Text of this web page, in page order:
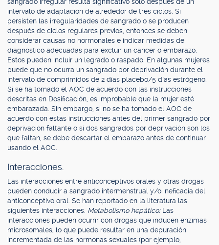
intervalo de adaptación de alrededor de tres ciclos. Si
persisten las irregularidades de sangrado o se producen
después de ciclos regulares previos, entonces se deben
considerar causas no hormonales e indicar medidas de
diagnóstico adecuadas para excluir un cáncer o embarazo.
Estos pueden incluir un legrado o raspado. En algunas mujeres
puede que no ocurra un sangrado por deprivación durante el
intervalo de comprimidos de 2 días placebo/5 días estrógeno.
Si se ha tomado el AOC de acuerdo con las instrucciones
descritas en Dosificación, es improbable que la mujer esté
embarazada. Sin embargo, si no se ha tomado el AOC de
acuerdo con estas instrucciones antes del primer sangrado por
deprivación faltante o si dos sangrados por deprivación son los
que faltan, se debe descartar el embarazo antes de continuar
usando el AOC.
Interacciones.
Las interacciones entre anticonceptivos orales y otras drogas
pueden conducir a sangrado intermenstrual y/o ineficacia del
anticonceptivo oral. Se han reportado en la literatura las
siguientes interacciones. Metabolismo hepático: Las
interacciones pueden ocurrir con drogas que inducen enzimas
microsomales, lo que puede resultar en una depuración
incrementada de las hormonas sexuales (por ejemplo,